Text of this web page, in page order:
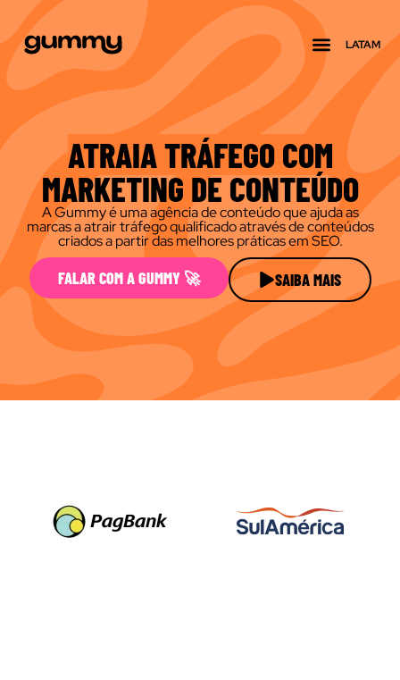
LATAM
ATRAIA TRÁFEGO COM
MARKETING DE CONTEÚDO
A Gummy é uma agência de conteúdo que ajuda as
marcas a atrair tráfego qualificado através de conteúdos
criados a partir das melhores práticas em SEO.
FALAR COM A GUMMY 🚀 SAIBA MAIS